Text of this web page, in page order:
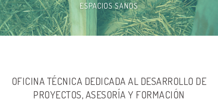
ESPACIOS SANOS
OFICINA TÉCNICA DEDICADA AL DESARROLLO DE
PROYECTOS, ASESORÍA Y FORMACIÓN